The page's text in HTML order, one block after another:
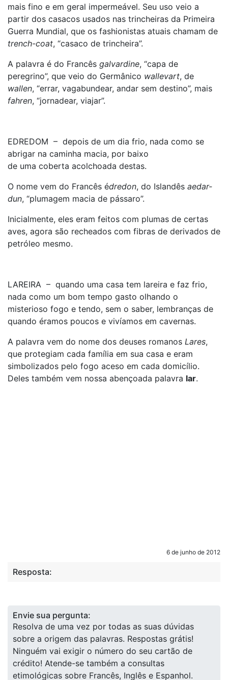
mais fino e em geral impermeável. Seu uso veio a
partir dos casacos usados nas trincheiras da Primeira
Guerra Mundial, que os fashionistas atuais chamam de
trench-coat, “casaco de trincheira”.
A palavra é do Francês galvardine, “capa de
peregrino”, que veio do Germânico wallevart, de
wallen, “errar, vagabundear, andar sem destino”, mais
fahren, “jornadear, viajar”.
EDREDOM – depois de um dia frio, nada como se
abrigar na caminha macia, por baixo
de uma coberta acolchoada destas.
O nome vem do Francês édredon, do Islandês aedar-
dun, “plumagem macia de pássaro”.
Inicialmente, eles eram feitos com plumas de certas
aves, agora são recheados com fibras de derivados de
petróleo mesmo.
LAREIRA – quando uma casa tem lareira e faz frio,
nada como um bom tempo gasto olhando o
misterioso fogo e tendo, sem o saber, lembranças de
quando éramos poucos e vivíamos em cavernas.
A palavra vem do nome dos deuses romanos Lares,
que protegiam cada família em sua casa e eram
simbolizados pelo fogo aceso em cada domicílio.
Deles também vem nossa abençoada palavra lar.
6 de junho de 2012
Resposta:
Envie sua pergunta:
Resolva de uma vez por todas as suas dúvidas
sobre a origem das palavras. Respostas grátis!
Ninguém vai exigir o número do seu cartão de
crédito! Atende-se também a consultas
etimológicas sobre Francês, Inglês e Espanhol.